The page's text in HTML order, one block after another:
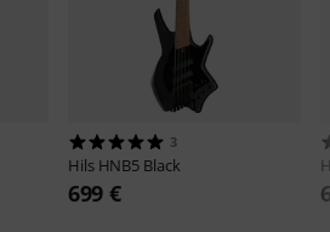
3
Hils HNB5 Black
699 €